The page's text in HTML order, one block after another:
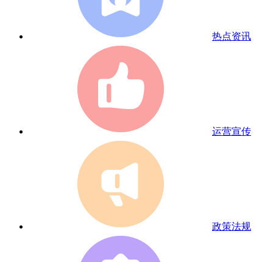
热点资讯
运营宣传
政策法规